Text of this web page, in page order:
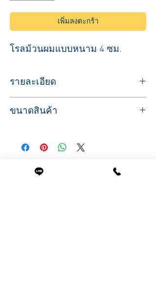
เพิ่มลงตะกร้า
โรลม้วนผมแบบหนาม 4 ซม.
รายละเอียด
สามารถใช้โรลม้วนผมเพื่อล็อค
ขนาดสินค้า
ขนาดเส้นผ่าศูนย์กลาง 4 ซม. ยาว 6.3 ซม.
สินค้าพร้อมส่ง บริการจัดส่งทั่วประเทศ
สินค้าที่น่าสนใจ